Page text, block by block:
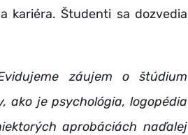
kariéra. Študenti sa dozvedia
záujem o štúdium
ako je psychológia, logopédia
aprobáciách naďalej